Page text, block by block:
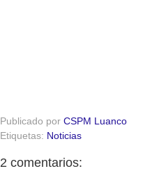
Publicado por CSPM Luanco
Etiquetas: Noticias
2 comentarios: